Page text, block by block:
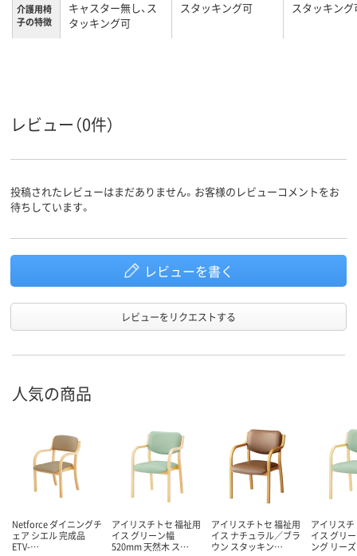
介護用椅
子の特徴
キャスター無し、ス
タッキング可
スタッキング可 スタッキング
カラーグ
ループ
ベージュ系
レビュー（0件）
投稿されたレビューはまだありません。お客様のレビューコメントをお
待ちしています。
レビューを書く
レビューをリクエストする
人気の商品
Netforce ダイニングチ
ェア シエル 完成品
ETV-…
アイリスチトセ 福祉用
イス グリーン幅
520mm 天然木 ス…
アイリスチトセ 福祉用
イス ナチュラル／ブラ
ウン スタッキン…
アイリス
イス グリ
ング リー